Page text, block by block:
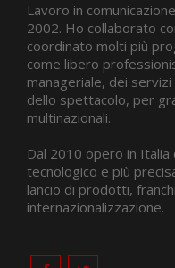
Lavoro in
2002. Ho collaborato
coordinato molti più
come libero
manageriale, dei
dello spettacolo, per
multinazionali.
Dal 2010 opero in
tecnologico e più
lancio di prodotti,
internazionalizzazione.